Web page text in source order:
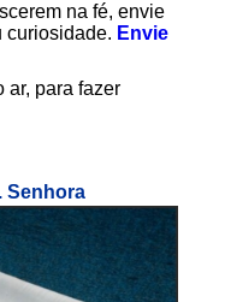
na fé, envie
curiosidade. Envie
ar, para fazer
Senhora